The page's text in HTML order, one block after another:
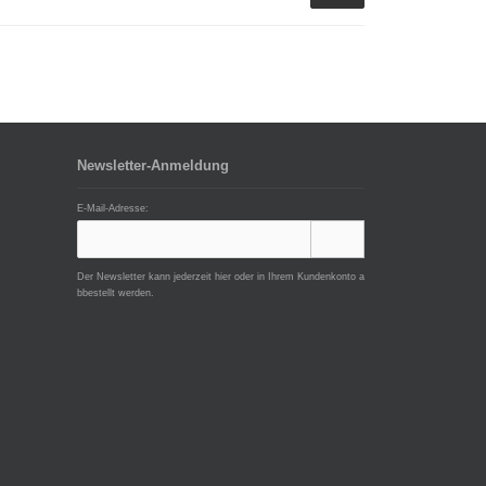
Newsletter-Anmeldung
E-Mail-Adresse:
Der Newsletter kann jederzeit hier oder in Ihrem Kundenkonto a
bbestellt werden.